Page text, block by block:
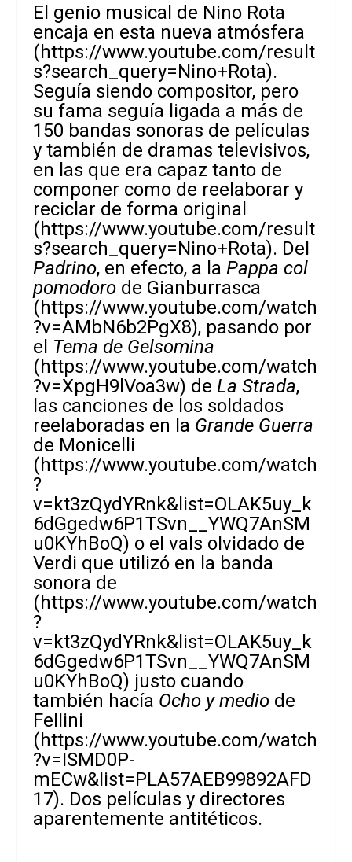
El genio musical de Nino Rota
encaja en esta nueva atmósfera
(https://www.youtube.com/result
s?search_query=Nino+Rota).
Seguía siendo compositor, pero
su fama seguía ligada a más de
150 bandas sonoras de películas
y también de dramas televisivos,
en las que era capaz tanto de
componer como de reelaborar y
reciclar de forma original
(https://www.youtube.com/result
s?search_query=Nino+Rota). Del
Padrino, en efecto, a laPappa col
pomodoro de Gianburrasca
(https://www.youtube.com/watch
?v=AMbN6b2PgX8), pasando por
el Tema de Gelsomina
(https://www.youtube.com/watch
?v=XpgH9lVoa3w) deLa Strada,
las canciones de los soldados
reelaboradas en la Grande Guerra
de Monicelli
(https://www.youtube.com/watch
?
v=kt3zQydYRnk&list=OLAK5uy_k
6dGgedw6P1TSvn__YWQ7AnSM
u0KYhBoQ) o el vals olvidado de
Verdi que utilizó en la banda
sonora de
(https://www.youtube.com/watch
?
v=kt3zQydYRnk&list=OLAK5uy_k
6dGgedw6P1TSvn__YWQ7AnSM
u0KYhBoQ) justo cuando
también hacía Ocho y medio de
Fellini
(https://www.youtube.com/watch
?v=ISMD0P-
mECw&list=PLA57AEB99892AFD
17). Dos películas y directores
aparentemente antitéticos.